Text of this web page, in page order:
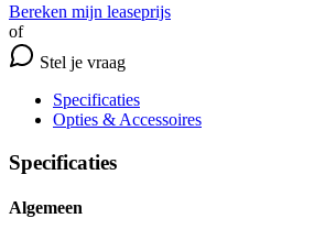
Bereken mijn leaseprijs
of
Stel je vraag
Specificaties
Opties & Accessoires
Specificaties
Algemeen